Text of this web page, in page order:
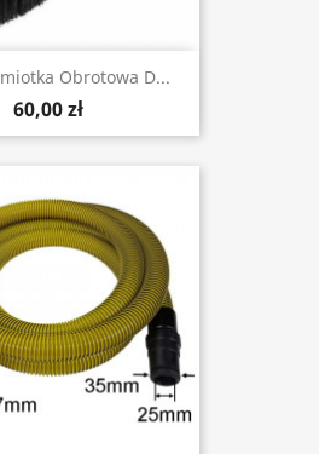
Obrotowa D...
60,00 zł